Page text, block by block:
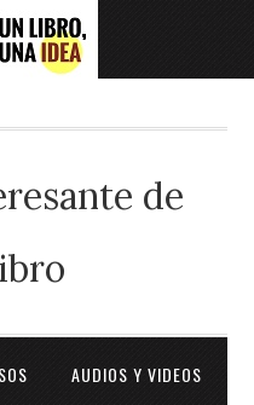
de
AUDIOS Y VIDEOS